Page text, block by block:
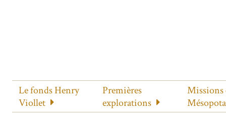
Le fonds Henry
Viollet
Premières
explorations
Missions